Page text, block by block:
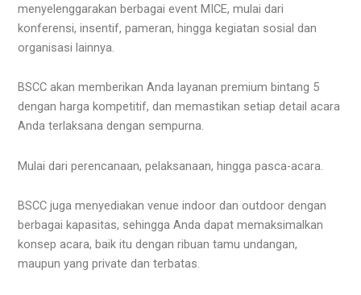
menyelenggarakan berbagai event MICE, mulai dari
konferensi, insentif, pameran, hingga kegiatan sosial dan
organisasi lainnya.
BSCC akan memberikan Anda layanan premium bintang 5
dengan harga kompetitif, dan memastikan setiap detail acara
Anda terlaksana dengan sempurna.
Mulai dari perencanaan, pelaksanaan, hingga pasca-acara.
BSCC juga menyediakan venue indoor dan outdoor dengan
berbagai kapasitas, sehingga Anda dapat memaksimalkan
konsep acara, baik itu dengan ribuan tamu undangan,
maupun yang private dan terbatas.